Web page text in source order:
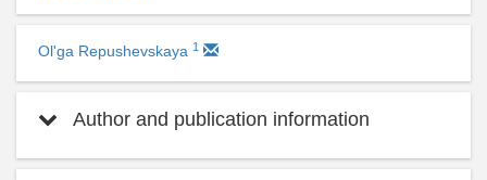
Ol'ga Repushevskaya 1
Author and publication information